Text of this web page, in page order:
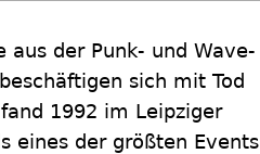
aus der Punk- und Wave-
sich mit Tod
1992 im Leipziger
eines der größten Events